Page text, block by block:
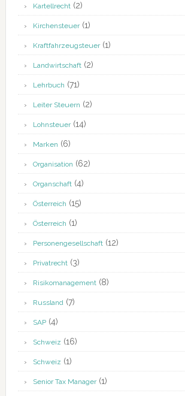
Kartellrecht(2)
Kirchensteuer(1)
Kraftfahrzeugsteuer(1)
Landwirtschaft(2)
Lehrbuch (71)
Leiter Steuern (2)
Lohnsteuer(14)
Marken (6)
Organisation (62)
Organschaft(4)
Österreich (15)
Österreich (1)
Personengesellschaft(12)
Privatrecht(3)
Risikomanagement(8)
Russland(7)
SAP(4)
Schweiz (16)
Schweiz (1)
Senior Tax Manager(1)